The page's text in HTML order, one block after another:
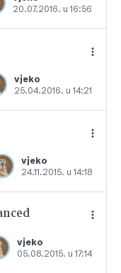
20.07.2016. u 16:56
u favorite
vjeko
25.04.2016. u 14:21
u favorite
vjeko
24.11.2015. u 14:18
u favorite
vjeko
05.08.2015. u 17:14
u favorite